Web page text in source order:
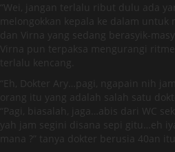
“Wei, jangan terlalu ribut dulu ada
melongokkan kepala ke dalam
dan Virna yang sedang berasyik-
Virna pun terpaksa mengurangi
terlalu kencang.
“Eh, Dokter Ary…pagi, ngapain nih
orang itu yang adalah salah satu
“Pagi, biasalah, jaga…abis dari WC
yah jam segini disana sepi gitu…eh
mana ?” tanya dokter berusia 40an itu